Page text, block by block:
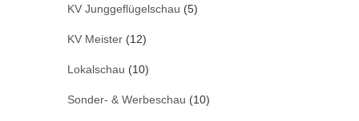
KV Junggeflügelschau (5)
KV Meister (12)
Lokalschau (10)
Sonder- & Werbeschau (10)